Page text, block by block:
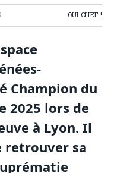
OUI CHEF !
Champion du
2025 lors de
à Lyon. Il
retrouver sa